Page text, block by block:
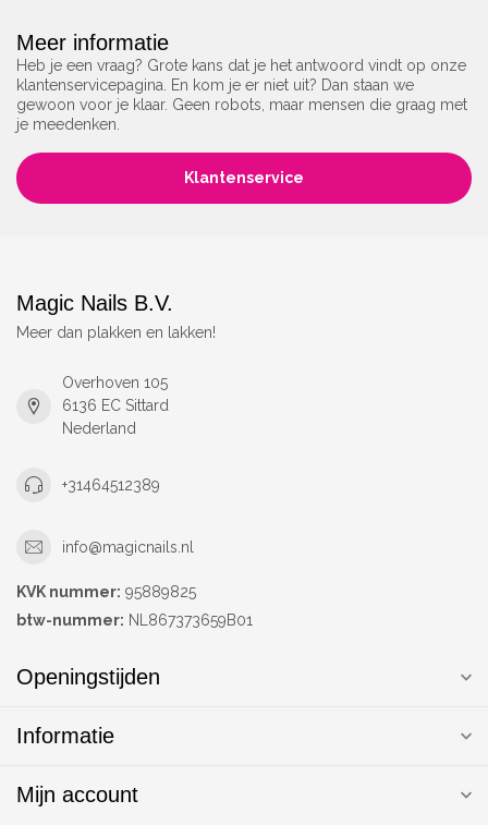
Meer informatie
Heb je een vraag? Grote kans dat je het antwoord vindt op onze
klantenservicepagina. En kom je er niet uit? Dan staan we
gewoon voor je klaar. Geen robots, maar mensen die graag met
je meedenken.
Klantenservice
Magic Nails B.V.
Meer dan plakken en lakken!
Overhoven 105
6136 EC Sittard
Nederland
+31464512389
info@magicnails.nl
KVK nummer: 95889825
btw-nummer: NL867373659B01
Openingstijden
Informatie
Mijn account